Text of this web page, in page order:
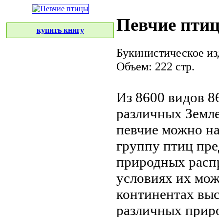
купить книгу Певчие
Букинистическое
Объем: 222 стр.
Из 8600 видов
различных
певчие можно
группу птиц
природных
условиях их
континентах
различных